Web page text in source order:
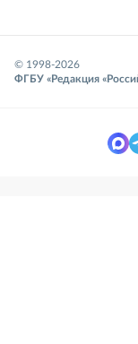
© 1998-2026
ФГБУ «Редакция